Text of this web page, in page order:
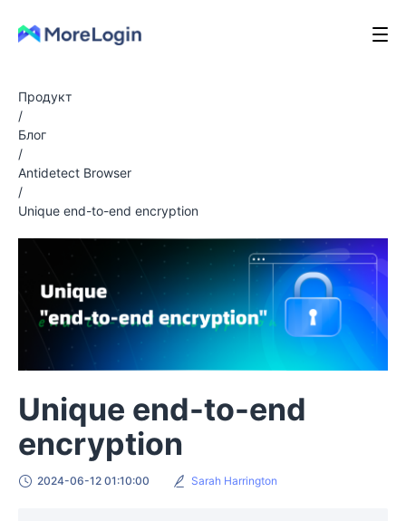
Продукт
/
Блог
/
Antidetect Browser
/
Unique end-to-end encryption
Unique end-to-end
encryption
2024-06-12 01:10:00 Sarah Harrington